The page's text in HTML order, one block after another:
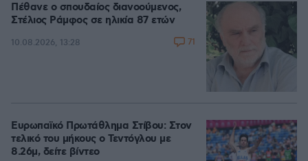
Πέθανε ο σπουδαίος διανοούμενος,
Στέλιος Ράμφος σε ηλικία 87 ετών
10.08.2026, 13:28 71
Ευρωπαϊκό Πρωτάθλημα Στίβου: Στον
τελικό του μήκους ο Τεντόγλου με
8.26μ, δείτε βίντεο